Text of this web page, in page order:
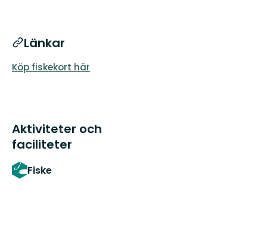
Länkar
Köp fiskekort här
Aktiviteter och
faciliteter
Fiske